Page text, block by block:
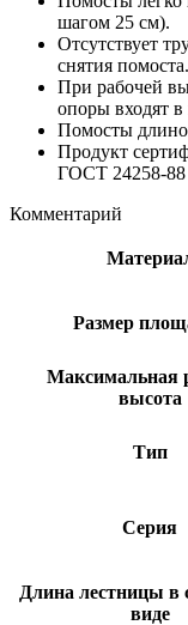
шагом 25 см).
Отсутствует
снятия помоста.
При рабочей
опоры входят в
Помосты
Продукт
ГОСТ 24258-
Комментарий
Размер
Максимальная
высота
Тип
Cерия
Длина лестницы в
виде